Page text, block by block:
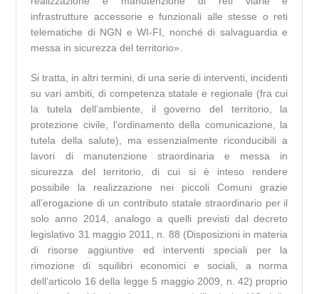
infrastrutture accessorie e funzionali alle stesse o reti
telematiche di NGN e WI-FI, nonché di salvaguardia e
messa in sicurezza del territorio».
Si tratta, in altri termini, di una serie di interventi, incidenti
su vari ambiti, di competenza statale e regionale (fra cui
la tutela dell’ambiente, il governo del territorio, la
protezione civile, l’ordinamento della comunicazione, la
tutela della salute), ma essenzialmente riconducibili a
lavori di manutenzione straordinaria e messa in
sicurezza del territorio, di cui si è inteso rendere
possibile la realizzazione nei piccoli Comuni grazie
all’erogazione di un contributo statale straordinario per il
solo anno 2014, analogo a quelli previsti dal decreto
legislativo 31 maggio 2011, n. 88 (Disposizioni in materia
di risorse aggiuntive ed interventi speciali per la
rimozione di squilibri economici e sociali, a norma
dell’articolo 16 della legge 5 maggio 2009, n. 42) proprio